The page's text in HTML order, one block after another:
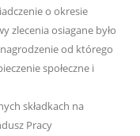
o okresie
zlecenia osiagane było
od którego
społeczne i
składkach na
Pracy